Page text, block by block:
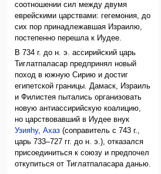
соотношении сил между двумя
еврейскими царствами: гегемония, до
сих пор принадлежавшая Израилю,
постепенно перешла к Иудее.
В 734 г. до н. э. ассирийский царь
Тиглатпаласар предпринял новый
поход в южную Сирию и достиг
египетской границы. Дамаск, Израиль
и Филистея пытались организовать
новую антиассирийскую коалицию,
но царствовавший в Иудее внук
Узияhу,Ахаз (соправитель с 743 г.,
царь 733–727 гг. до н. э.), отказался
присоединиться к союзу и предпочел
откупиться от Тиглатпаласара данью.